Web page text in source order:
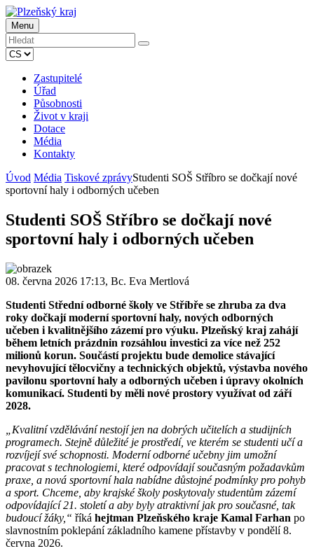
Menu
Zastupitelé
Úřad
Působnosti
Život v kraji
Dotace
Média
Kontakty
Úvod Média Tiskové zprávyStudenti SOŠ Stříbro se dočkají nové
sportovní haly i odborných učeben
Studenti SOŠ Stříbro se dočkají nové
sportovní haly i odborných učeben
08. června 2026 17:13, Bc. Eva Mertlová
Studenti Střední odborné školy ve Stříbře se zhruba za dva
roky dočkají moderní sportovní haly, nových odborných
učeben i kvalitnějšího zázemí pro výuku. Plzeňský kraj zahájí
během letních prázdnin rozsáhlou investici za více než 252
milionů korun. Součástí projektu bude demolice stávající
nevyhovující tělocvičny a technických objektů, výstavba nového
pavilonu sportovní haly a odborných učeben i úpravy okolních
komunikací. Studenti by měli nové prostory využívat od září
2028.
„Kvalitní vzdělávání nestojí jen na dobrých učitelích a studijních
programech. Stejně důležité je prostředí, ve kterém se studenti učí a
rozvíjejí své schopnosti. Moderní odborné učebny jim umožní
pracovat s technologiemi, které odpovídají současným požadavkům
praxe, a nová sportovní hala nabídne důstojné podmínky pro pohyb
a sport. Chceme, aby krajské školy poskytovaly studentům zázemí
odpovídající 21. století a aby byly atraktivní jak pro současné, tak
budoucí žáky,“ říká hejtman Plzeňského kraje Kamal Farhan po
slavnostním poklepání základního kamene přístavby v pondělí 8.
června 2026.